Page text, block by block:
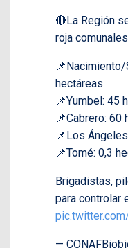
🔴La Región
roja
📌Nacimiento/
hectáreas
📌Yumbel: 45
📌Cabrero: 60
📌Los
📌Tomé: 0,3
Brigadistas,
para controlar
—